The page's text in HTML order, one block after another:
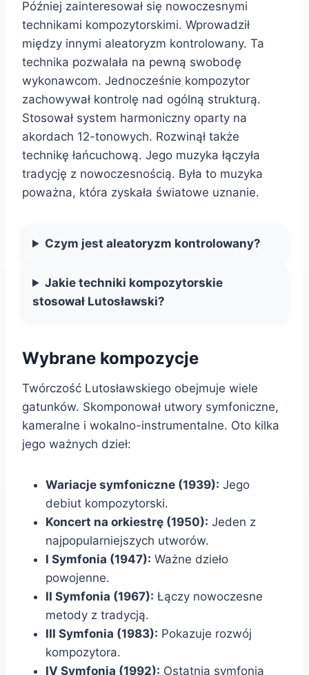
Później zainteresował się nowoczesnymi
technikami kompozytorskimi. Wprowadził
między innymi aleatoryzm kontrolowany. Ta
technika pozwalała na pewną swobodę
wykonawcom. Jednocześnie kompozytor
zachowywał kontrolę nad ogólną strukturą.
Stosował system harmoniczny oparty na
akordach 12-tonowych. Rozwinął także
technikę łańcuchową. Jego muzyka łączyła
tradycję z nowoczesnością. Była to muzyka
poważna, która zyskała światowe uznanie.
Czym jest aleatoryzm kontrolowany?
Jakie techniki kompozytorskie
stosował Lutosławski?
Wybrane kompozycje
Twórczość Lutosławskiego obejmuje wiele
gatunków. Skomponował utwory symfoniczne,
kameralne i wokalno-instrumentalne. Oto kilka
jego ważnych dzieł:
Wariacje symfoniczne (1939): Jego
debiut kompozytorski.
Koncert na orkiestrę (1950): Jeden z
najpopularniejszych utworów.
I Symfonia (1947): Ważne dzieło
powojenne.
II Symfonia (1967): Łączy nowoczesne
metody z tradycją.
III Symfonia (1983): Pokazuje rozwój
kompozytora.
IV Symfonia (1992): Ostatnia symfonia